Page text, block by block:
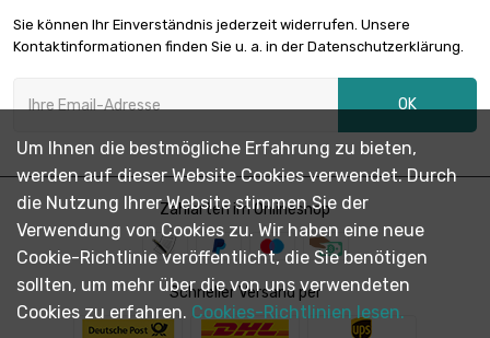
Durchmesser : 0.1mm
Länge : 50 Meter
Durchmesser : 0.1mm
6,90 €
Länge : 100 Meter
Durchmesser : 0.1mm
13,79 €
Sie können Ihr Einverständnis jederzeit widerrufen. Unsere
Kontaktinformationen finden Sie u. a. in der Datenschutzerklärung.
OK
Zahlarten im Onlineshop
Schneller Versand per
Um Ihnen die bestmögliche Erfahrung zu bieten,
werden auf dieser Website Cookies verwendet. Durch
die Nutzung Ihrer Website stimmen Sie der
Verwendung von Cookies zu. Wir haben eine neue
Cookie-Richtlinie veröffentlicht, die Sie benötigen
sollten, um mehr über die von uns verwendeten
Cookies zu erfahren. Cookies-Richtlinien lesen.